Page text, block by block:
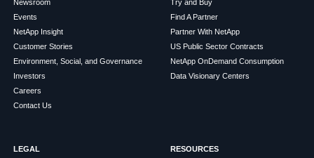
Newsroom
Events
NetApp Insight
Customer Stories
Environment, Social, and Governance
Investors
Careers
Contact Us
Try and Buy
Find A Partner
Partner With NetApp
US Public Sector Contracts
NetApp OnDemand Consumption
Data Visionary Centers
LEGAL
RESOURCES